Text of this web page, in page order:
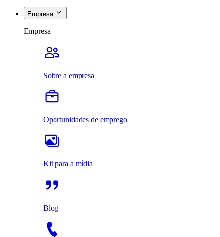
Empresa
Empresa
Sobre a empresa
Oportunidades de emprego
Kit para a mídia
Blog